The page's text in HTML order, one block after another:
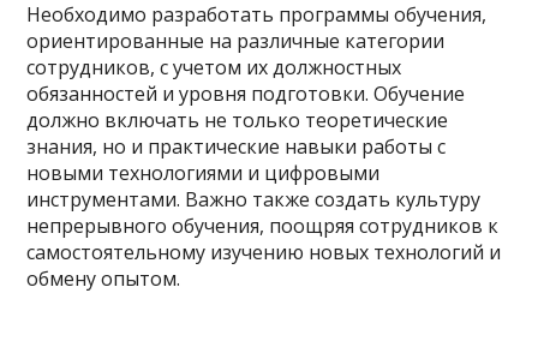
Необходимо разработать программы обучения,
ориентированные на различные категории
сотрудников, с учетом их должностных
обязанностей и уровня подготовки. Обучение
должно включать не только теоретические
знания, но и практические навыки работы с
новыми технологиями и цифровыми
инструментами. Важно также создать культуру
непрерывного обучения, поощряя сотрудников к
самостоятельному изучению новых технологий и
обмену опытом.